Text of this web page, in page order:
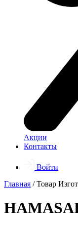
Акции
Контакты
Войти
Главная / Товар